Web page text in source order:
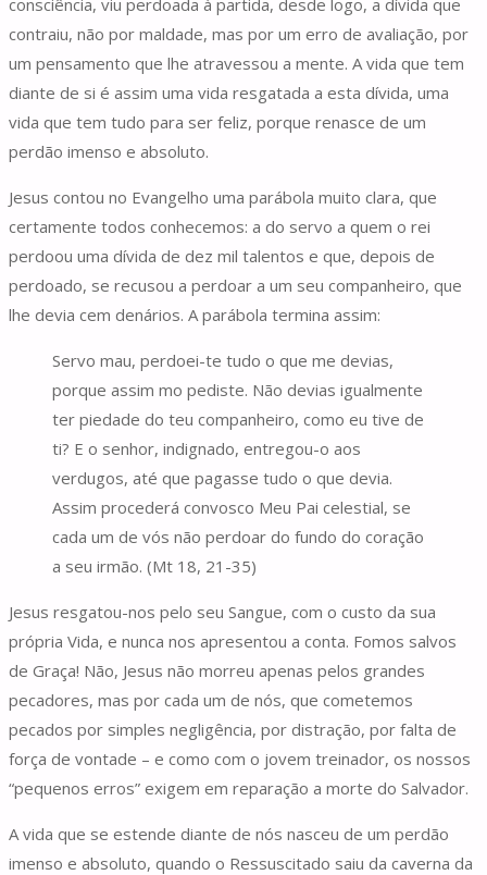
contraiu, não por maldade, mas por um erro de avaliação, por
um pensamento que lhe atravessou a mente. A vida que tem
diante de si é assim uma vida resgatada a esta dívida, uma
vida que tem tudo para ser feliz, porque renasce de um
perdão imenso e absoluto.
Jesus contou no Evangelho uma parábola muito clara, que
certamente todos conhecemos: a do servo a quem o rei
perdoou uma dívida de dez mil talentos e que, depois de
perdoado, se recusou a perdoar a um seu companheiro, que
lhe devia cem denários. A parábola termina assim:
Servo mau, perdoei-te tudo o que me devias,
porque assim mo pediste. Não devias igualmente
ter piedade do teu companheiro, como eu tive de
ti? E o senhor, indignado, entregou-o aos
verdugos, até que pagasse tudo o que devia.
Assim procederá convosco Meu Pai celestial, se
cada um de vós não perdoar do fundo do coração
a seu irmão. (Mt 18, 21-35)
Jesus resgatou-nos pelo seu Sangue, com o custo da sua
própria Vida, e nunca nos apresentou a conta. Fomos salvos
de Graça! Não, Jesus não morreu apenas pelos grandes
pecadores, mas por cada um de nós, que cometemos
pecados por simples negligência, por distração, por falta de
força de vontade – e como com o jovem treinador, os nossos
“pequenos erros” exigem em reparação a morte do Salvador.
A vida que se estende diante de nós nasceu de um perdão
imenso e absoluto, quando o Ressuscitado saiu da caverna da